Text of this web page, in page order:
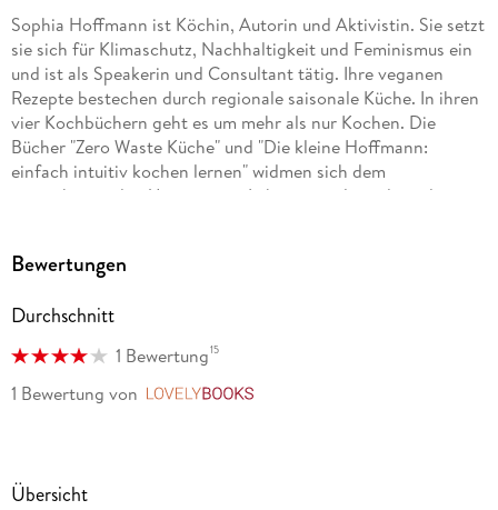
Sophia Hoffmann ist Köchin, Autorin und Aktivistin. Sie setzt
sie sich für Klimaschutz, Nachhaltigkeit und Feminismus ein
und ist als Speakerin und Consultant tätig. Ihre veganen
Rezepte bestechen durch regionale saisonale Küche. In ihren
vier Kochbüchern geht es um mehr als nur Kochen. Die
Bücher "Zero Waste Küche" und "Die kleine Hoffmann:
einfach intuitiv kochen lernen" widmen sich dem
wertschätzenden Umgang mit Lebensmitteln und wurden mit
zusammen mit Nina Petersen in Berlin das Restaurant
Events.
Bewertungen
Durchschnitt
1 Bewertung15
1 Bewertung von
Übersicht